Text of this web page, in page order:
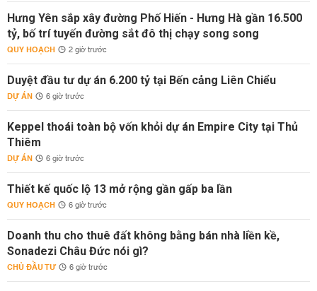
Hưng Yên sắp xây đường Phố Hiến - Hưng Hà gần 16.500
tỷ, bố trí tuyến đường sắt đô thị chạy song song
QUY HOẠCH 2 giờ trước
Duyệt đầu tư dự án 6.200 tỷ tại Bến cảng Liên Chiểu
DỰ ÁN 6 giờ trước
Keppel thoái toàn bộ vốn khỏi dự án Empire City tại Thủ
Thiêm
DỰ ÁN 6 giờ trước
Thiết kế quốc lộ 13 mở rộng gần gấp ba lần
QUY HOẠCH 6 giờ trước
Doanh thu cho thuê đất không bằng bán nhà liền kề,
Sonadezi Châu Đức nói gì?
CHỦ ĐẦU TƯ 6 giờ trước